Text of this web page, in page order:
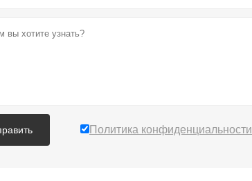
Политика конфиденциальности